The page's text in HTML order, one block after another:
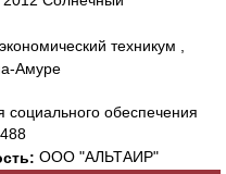
техникум ,
Амуре
социального обеспечения
ООО "АЛЬТАИР"